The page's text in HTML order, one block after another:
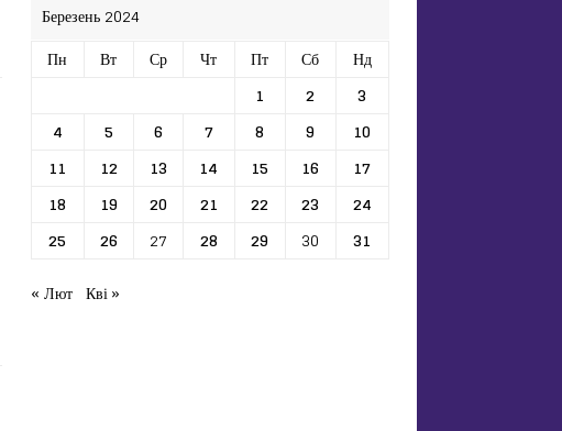
Березень 2024
Пн
Вт Ср Чт Пт Сб
Нд
1
2
3
4
5 6 7 8 9
10
11
12 13 14 15 16
17
18
19 20 21 22 23
24
25
26 27 28 29 30
31
« Лют Кві »